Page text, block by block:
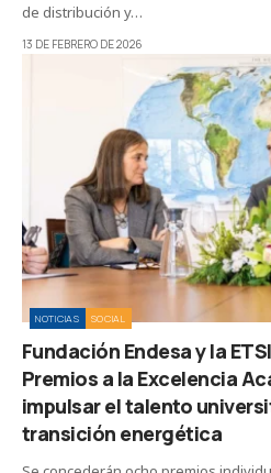
de distribución y…
13 DE FEBRERO DE 2026
NOTICIAS SOCIAL
Fundación Endesa y la
Premios a la Excelencia
impulsar el talento
transición energética